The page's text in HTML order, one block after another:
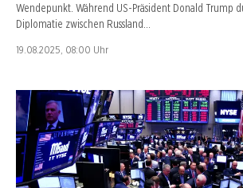
Wendepunkt. Während US-Präsident Donald Trump
Diplomatie zwischen Russland…
19.08.2025, 08:00 Uhr